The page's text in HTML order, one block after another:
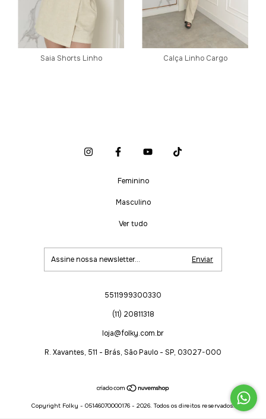
Saia Shorts Linho Calça Linho Cargo
Feminino
Masculino
Ver tudo
5511999300330
(11) 20811318
loja@folky.com.br
R. Xavantes, 511 - Brás, São Paulo - SP, 03027-000
Copyright Folky - 05146070000176 - 2026. Todos os direitos reservados.